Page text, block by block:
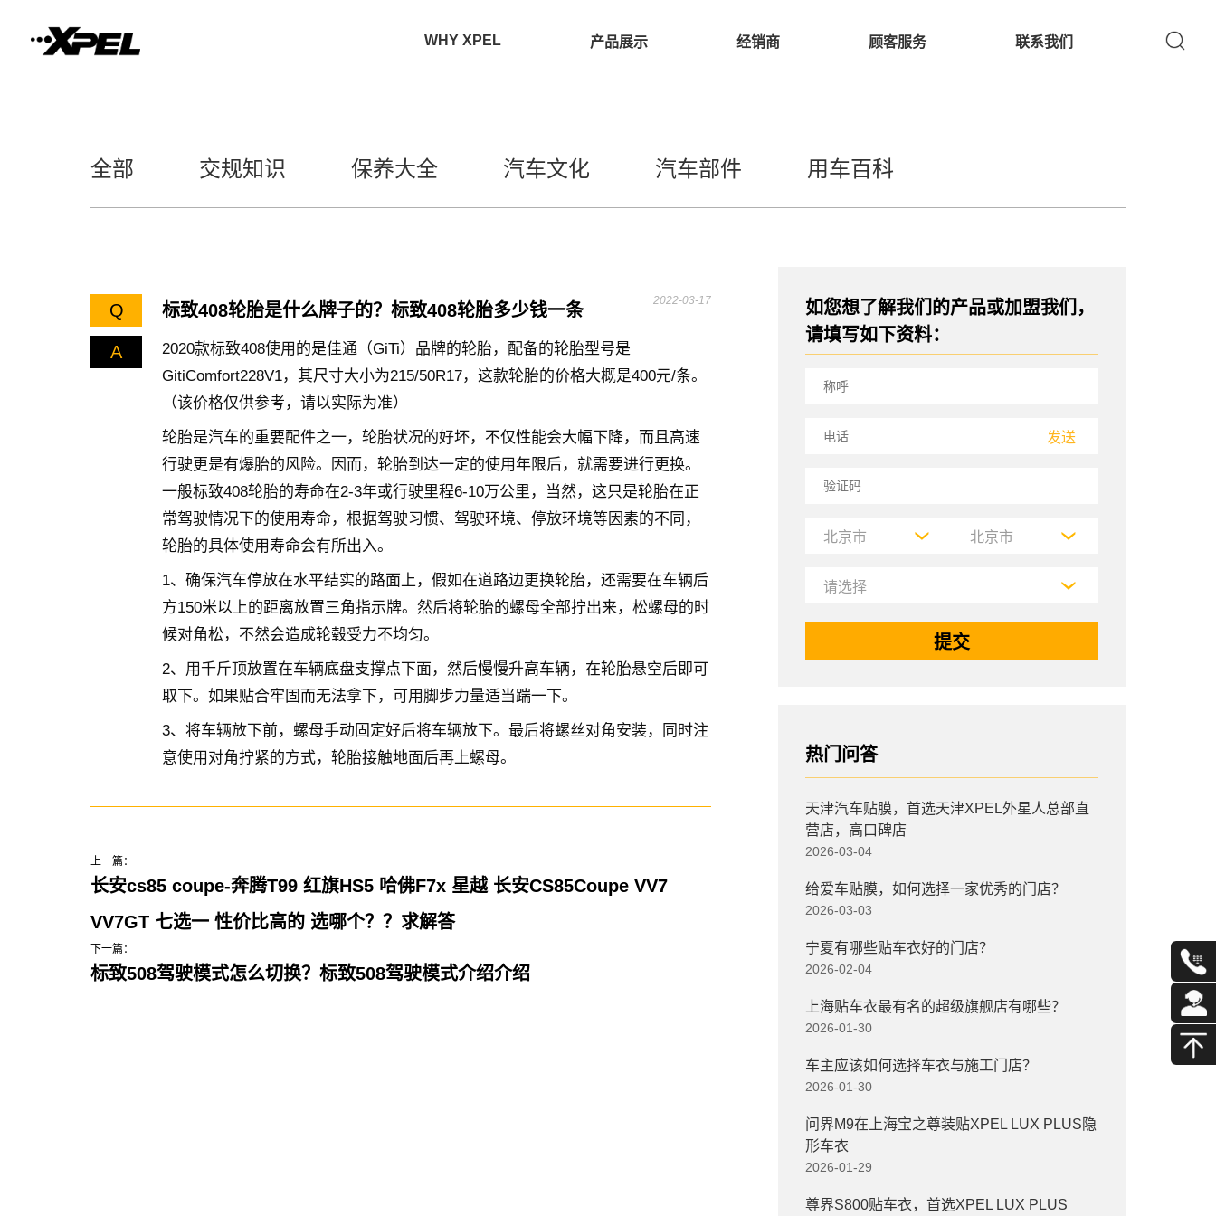
WHY XPEL 产品展示 经销商 顾客服务 联系我们
全部 交规知识 保养大全 汽车文化 汽车部件 用车百科
Q 标致408轮胎是什么牌子的？标致408轮胎多少钱一条 2022-03-17
A
2020款标致408使用的是佳通（GiTi）品牌的轮胎，配备的轮胎型号是
GitiComfort228V1，其尺寸大小为215/50R17，这款轮胎的价格大概是400元/条。
（该价格仅供参考，请以实际为准）
轮胎是汽车的重要配件之一，轮胎状况的好坏，不仅性能会大幅下降，而且高速
行驶更是有爆胎的风险。因而，轮胎到达一定的使用年限后，就需要进行更换。
一般标致408轮胎的寿命在2-3年或行驶里程6-10万公里，当然，这只是轮胎在正
常驾驶情况下的使用寿命，根据驾驶习惯、驾驶环境、停放环境等因素的不同，
轮胎的具体使用寿命会有所出入。
1、确保汽车停放在水平结实的路面上，假如在道路边更换轮胎，还需要在车辆后
方150米以上的距离放置三角指示牌。然后将轮胎的螺母全部拧出来，松螺母的时
候对角松，不然会造成轮毂受力不均匀。
2、用千斤顶放置在车辆底盘支撑点下面，然后慢慢升高车辆，在轮胎悬空后即可
取下。如果贴合牢固而无法拿下，可用脚步力量适当踹一下。
3、将车辆放下前，螺母手动固定好后将车辆放下。最后将螺丝对角安装，同时注
意使用对角拧紧的方式，轮胎接触地面后再上螺母。
上一篇：
长安cs85 coupe-奔腾T99 红旗HS5 哈佛F7x 星越 长安CS85Coupe VV7
VV7GT 七选一 性价比高的 选哪个？？求解答
下一篇：
标致508驾驶模式怎么切换？标致508驾驶模式介绍介绍
如您想了解我们的产品或加盟我们，
请填写如下资料：
发送
热门问答
天津汽车贴膜，首选天津XPEL外星人总部直
营店，高口碑店
2026-03-04
给爱车贴膜，如何选择一家优秀的门店？
2026-03-03
宁夏有哪些贴车衣好的门店？
2026-02-04
上海贴车衣最有名的超级旗舰店有哪些？
2026-01-30
车主应该如何选择车衣与施工门店？
2026-01-30
问界M9在上海宝之尊装贴XPEL LUX PLUS隐
形车衣
2026-01-29
尊界S800贴车衣，首选XPEL LUX PLUS